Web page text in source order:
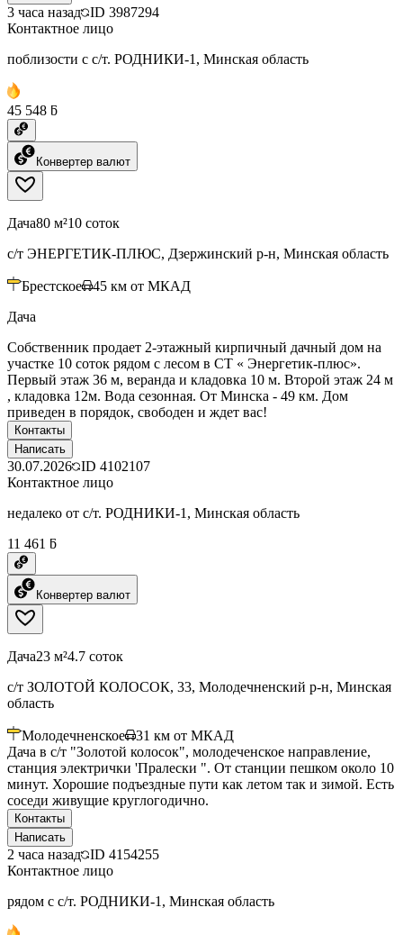
3 часа назад ID 3987294
Контактное лицо
поблизости с с/т. РОДНИКИ-1, Минская область
45 548 ƃ
Конвертер валют
Дача80 м²10 соток
с/т ЭНЕРГЕТИК-ПЛЮС, Дзержинский р-н, Минская область
Брестское 45 км от МКАД
Дача
Собственник продает 2-этажный кирпичный дачный дом на
участке 10 соток рядом с лесом в СТ « Энергетик-плюс».
Первый этаж 36 м, веранда и кладовка 10 м. Второй этаж 24 м
, кладовка 12м. Вода сезонная. От Минска - 49 км. Дом
приведен в порядок, свободен и ждет вас!
Контакты
Написать
30.07.2026 ID 4102107
Контактное лицо
недалеко от с/т. РОДНИКИ-1, Минская область
11 461 ƃ
Конвертер валют
Дача23 м²4.7 соток
с/т ЗОЛОТОЙ КОЛОСОК, 33, Молодечненский р-н, Минская
область
Молодечненское 31 км от МКАД
Дача в с/т "Золотой колосок", молодеченское направление,
станция электрички 'Пралески ". От станции пешком около 10
минут. Хорошие подъездные пути как летом так и зимой. Есть
соседи живущие круглогодично.
Контакты
Написать
2 часа назад ID 4154255
Контактное лицо
рядом с с/т. РОДНИКИ-1, Минская область